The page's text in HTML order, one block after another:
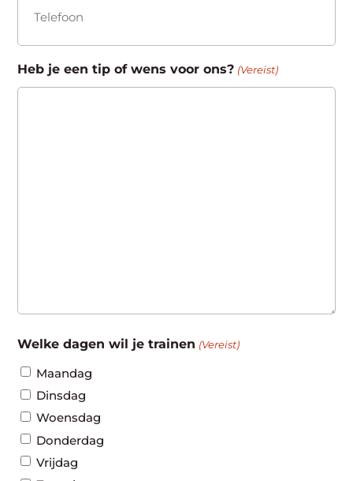
Heb je een tip of wens voor ons? (Vereist)
Welke dagen wil je trainen (Vereist)
Maandag
Dinsdag
Woensdag
Donderdag
Vrijdag